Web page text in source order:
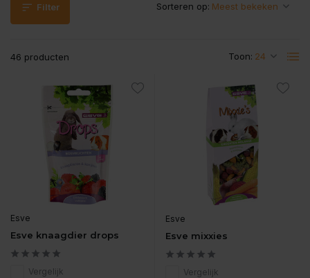
Filter
46 producten Toon:
Sorteren op:
Esve
Esve knaagdier drops
Vergelijk
Esve
Esve mixxies
Vergelijk